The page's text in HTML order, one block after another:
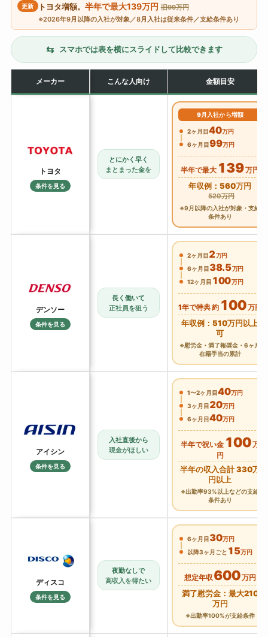
更新 トヨタ増額。 半年で最大139万円 旧99万円
※2026年9月以降の入社が対象／8月入社は従来条件／支給条件あり
⇆ スマホでは表を横にスライドして比較できます
メーカー こんな人向け 金額目安
トヨタ
条件を見る
とにかく早く
まとまった金を
9月入社から増額
2ヶ月目40万円
6ヶ月目99万円
半年で最大 139万円
年収例：560万円
520万円
※9月以降の入社が対象・支給
条件あり
デンソー
条件を見る
長く働いて
正社員を狙う
2ヶ月目 2万円
6ヶ月目 38.5万円
12ヶ月目 100万円
1年で特典 約 100万円
年収例：510万円以上
可
※慰労金・満了報奨金・6ヶ月
在籍手当の累計
アイシン
条件を見る
入社直後から
現金がほしい
1〜2ヶ月目40万円
3ヶ月目 20万円
6ヶ月目40万円
半年で祝い金 100万
円
半年の収入合計 330万
円以上
※出勤率93%以上などの支給
条件あり
ディスコ
条件を見る
夜勤なしで
高収入を得たい
6ヶ月目 30万円
以降3ヶ月ごと 15万円
想定年収600万円
満了慰労金：最大210
万円
※出勤率100%が支給条件